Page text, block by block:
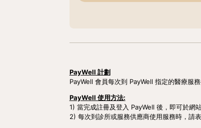
PayWell 計劃
PayWell 會員每次到 PayWell 指定的醫療服
PayWell 使用方法:
1) 當完成註冊及登入 PayWell 後，即可於網
2) 每次到診所或服務供應商使用服務時，請